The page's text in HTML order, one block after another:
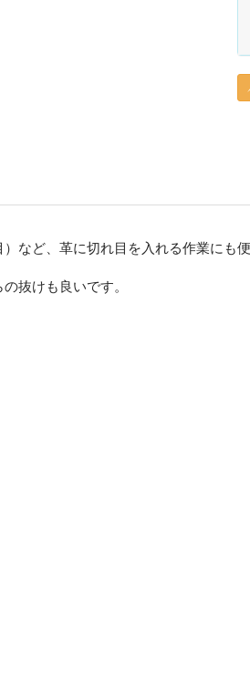
など、革に切れ目を入れる作業にも
抜けも良いです。